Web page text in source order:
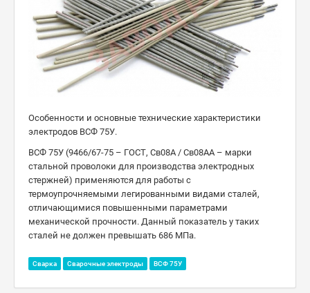
Особенности и основные технические характеристики
электродов ВСФ 75У.
ВСФ 75У (9466/67-75 – ГОСТ, Св08А / Св08АА – марки
стальной проволоки для производства электродных
стержней) применяются для работы с
термоупрочняемыми легированными видами сталей,
отличающимися повышенными параметрами
механической прочности. Данный показатель у таких
сталей не должен превышать 686 МПа.
Сварка Сварочные электроды ВСФ 75У